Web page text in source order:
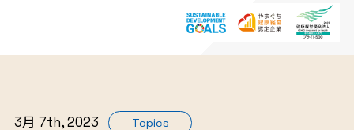
3月 7th, 2023 Topics